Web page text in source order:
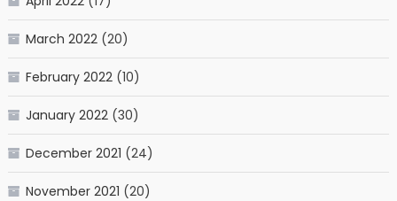
March 2022(20)
February 2022(10)
January 2022(30)
December 2021 (24)
November 2021 (20)